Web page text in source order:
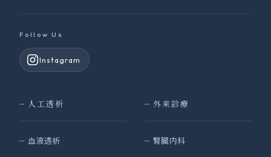
Follow Us
Instagram
人工透析
血液透析
外来診療
腎臓内科